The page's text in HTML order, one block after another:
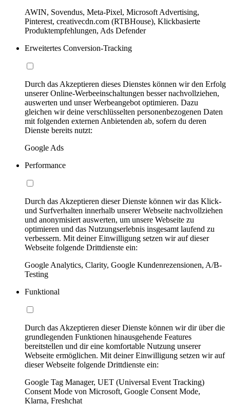
AWIN, Sovendus, Meta-Pixel, Microsoft Advertising,
Pinterest, creativecdn.com (RTBHouse), Klickbasierte
Produktempfehlungen, Ads Defender
Erweitertes Conversion-Tracking
Durch das Akzeptieren dieses Dienstes können wir den Erfolg
unserer Online-Werbeeinschaltungen besser nachvollziehen,
auswerten und unser Werbeangebot optimieren. Dazu
gleichen wir deine verschlüsselten personenbezogenen Daten
mit folgenden externen Anbietenden ab, sofern du deren
Dienste bereits nutzt:
Google Ads
Performance
Durch das Akzeptieren dieser Dienste können wir das Klick-
und Surfverhalten innerhalb unserer Webseite nachvollziehen
und anonymisiert auswerten, um unsere Webseite zu
optimieren und das Nutzungserlebnis insgesamt laufend zu
verbessern. Mit deiner Einwilligung setzen wir auf dieser
Webseite folgende Drittdienste ein:
Google Analytics, Clarity, Google Kundenrezensionen, A/B-
Testing
Funktional
Durch das Akzeptieren dieser Dienste können wir dir über die
grundlegenden Funktionen hinausgehende Features
bereitstellen und dir eine komfortable Nutzung unserer
Webseite ermöglichen. Mit deiner Einwilligung setzen wir auf
dieser Webseite folgende Drittdienste ein:
Google Tag Manager, UET (Universal Event Tracking)
Consent Mode von Microsoft, Google Consent Mode,
Klarna, Freshchat